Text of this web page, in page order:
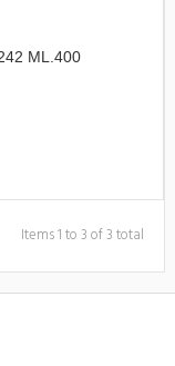
ML.400
Items 1 to 3 of 3 total